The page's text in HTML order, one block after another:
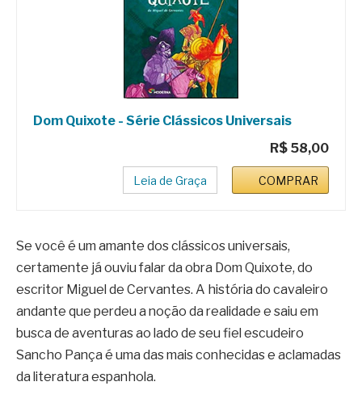
Dom Quixote - Série Clássicos Universais
R$ 58,00
Leia de Graça COMPRAR
Se você é um amante dos clássicos universais,
certamente já ouviu falar da obra Dom Quixote, do
escritor Miguel de Cervantes. A história do cavaleiro
andante que perdeu a noção da realidade e saiu em
busca de aventuras ao lado de seu fiel escudeiro
Sancho Pança é uma das mais conhecidas e aclamadas
da literatura espanhola.